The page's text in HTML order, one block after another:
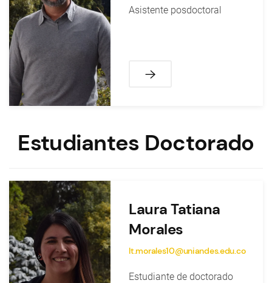
Asistente posdoctoral
Estudiantes Doctorado
Laura Tatiana
Morales
lt.morales10@uniandes.edu.co
Estudiante de doctorado